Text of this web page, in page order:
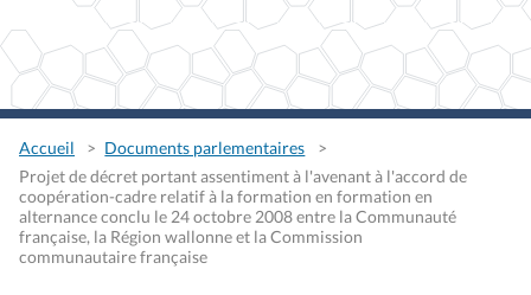
Accueil
Documents parlementaires
Projet de décret portant assentiment à l'avenant à l'accord de
coopération-cadre relatif à la formation en formation en
alternance conclu le 24 octobre 2008 entre la Communauté
française, la Région wallonne et la Commission
communautaire française